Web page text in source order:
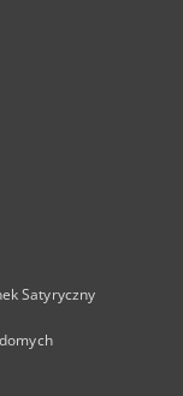
Satyryczny